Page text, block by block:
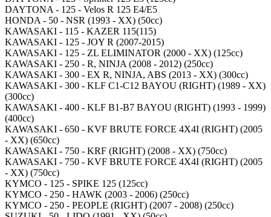
DAYTONA - 125 - Velos R 125 E4/E5
HONDA - 50 - NSR (1993 - XX) (50cc)
KAWASAKI - 115 - KAZER 115(115)
KAWASAKI - 125 - JOY R (2007-2015)
KAWASAKI - 125 - ZL ELIMINATOR (2000 - XX) (125cc)
KAWASAKI - 250 - R, NINJA (2008 - 2012) (250cc)
KAWASAKI - 300 - EX R, NINJA, ABS (2013 - XX) (300cc)
KAWASAKI - 300 - KLF C1-C12 BAYOU (RIGHT) (1989 - XX)
(300cc)
KAWASAKI - 400 - KLF B1-B7 BAYOU (RIGHT) (1993 - 1999)
(400cc)
KAWASAKI - 650 - KVF BRUTE FORCE 4X4I (RIGHT) (2005
- XX) (650cc)
KAWASAKI - 750 - KRF (RIGHT) (2008 - XX) (750cc)
KAWASAKI - 750 - KVF BRUTE FORCE 4X4I (RIGHT) (2005
- XX) (750cc)
KYMCO - 125 - SPIKE 125 (125cc)
KYMCO - 250 - HAWK (2003 - 2006) (250cc)
KYMCO - 250 - PEOPLE (RIGHT) (2007 - 2008) (250cc)